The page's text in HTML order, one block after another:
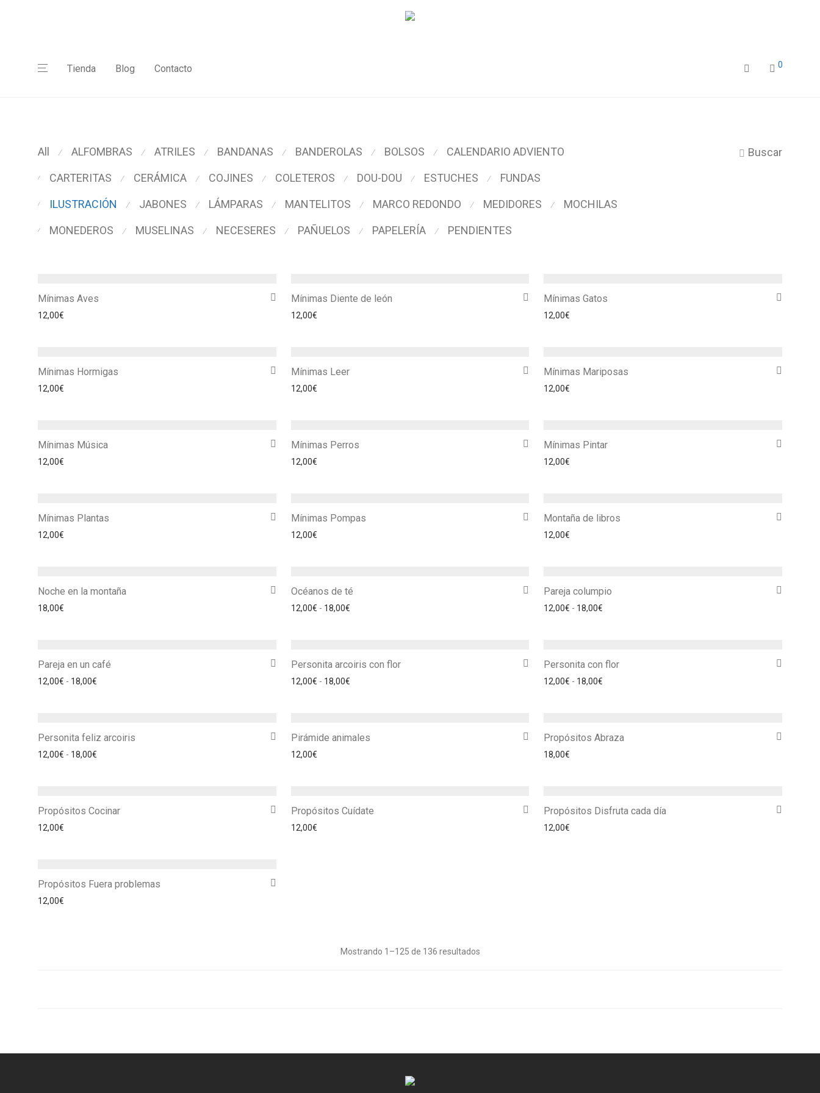
Tienda Blog Contacto 0
Buscar
All ⁄ ALFOMBRAS ⁄ ATRILES ⁄ BANDANAS ⁄ BANDEROLAS ⁄ BOLSOS ⁄ CALENDARIO ADVIENTO
⁄ CARTERITAS ⁄ CERÁMICA ⁄ COJINES ⁄ COLETEROS ⁄ DOU-DOU ⁄ ESTUCHES ⁄ FUNDAS
⁄ ILUSTRACIÓN ⁄ JABONES ⁄ LÁMPARAS ⁄ MANTELITOS ⁄ MARCO REDONDO ⁄ MEDIDORES ⁄ MOCHILAS
⁄ MONEDEROS ⁄ MUSELINAS ⁄ NECESERES ⁄ PAÑUELOS ⁄ PAPELERÍA ⁄ PENDIENTES
Mínimas Aves
12,00€
Mínimas Diente de león
12,00€
Mínimas Gatos
12,00€
Mínimas Hormigas
12,00€
Mínimas Leer
12,00€
Mínimas Mariposas
12,00€
Mínimas Música
12,00€
Mínimas Perros
12,00€
Mínimas Pintar
12,00€
Mínimas Plantas
12,00€
Mínimas Pompas
12,00€
Montaña de libros
12,00€
Noche en la montaña
18,00€
Océanos de té
12,00€ - 18,00€Rango de precios: desde 12,00€ hasta 18,00€
Pareja columpio
12,00€ - 18,00€
Pareja en un café
12,00€ - 18,00€
Personita arcoiris con flor
12,00€ - 18,00€Rango de precios: desde 12,00€ hasta 18,00€
Personita con flor
12,00€ - 18,00€
Personita feliz arcoiris
12,00€ - 18,00€
Pirámide animales
12,00€
Propósitos Abraza
18,00€
Propósitos Cocinar
12,00€
Propósitos Cuídate
12,00€
Propósitos Disfruta cada día
12,00€
Propósitos Fuera problemas
12,00€
Mostrando 1–125 de 136 resultados